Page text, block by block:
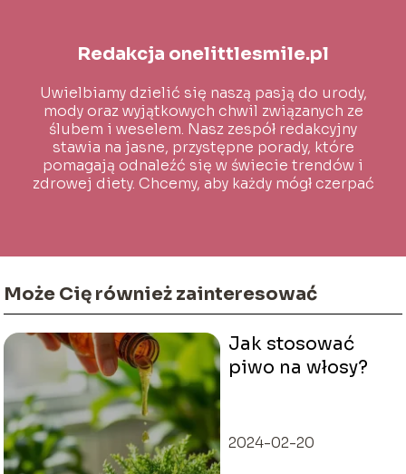
Redakcja onelittlesmile.pl
Uwielbiamy dzielić się naszą pasją do urody,
mody oraz wyjątkowych chwil związanych ze
ślubem i weselem. Nasz zespół redakcyjny
stawia na jasne, przystępne porady, które
pomagają odnaleźć się w świecie trendów i
zdrowej diety. Chcemy, aby każdy mógł czerpać
Może Cię również zainteresować
Jak stosować
piwo na włosy?
2024-02-20